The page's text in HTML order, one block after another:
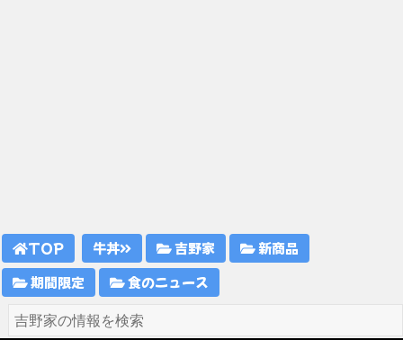
TOP 牛丼 吉野家
新商品
期間限定
食のニュース